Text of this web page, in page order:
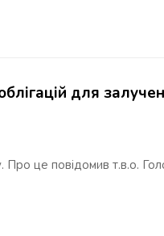
для
це повідомив т.в.о.